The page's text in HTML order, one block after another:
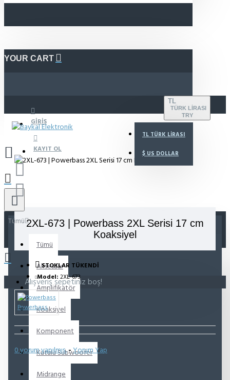
YOUR CART
GIRIŞ
KAYIT OL
TL
TÜRK LIRASI
TRY
TL TÜRK LIRASI
$ US DOLLAR
Tümü
Tümü
Aksesuar
Amplifikatör
Koaksiyel
Komponent
Kutulu Subwoofer
Midrange
Alışveriş sepetiniz boş!
2XL-673 | Powerbass 2XL Serisi 17 cm
Koaksiyel
STOKLAR TÜKENDI
Model: 2XL-673
Powerbass
0 yorum yapılmış. -Yorum Yap